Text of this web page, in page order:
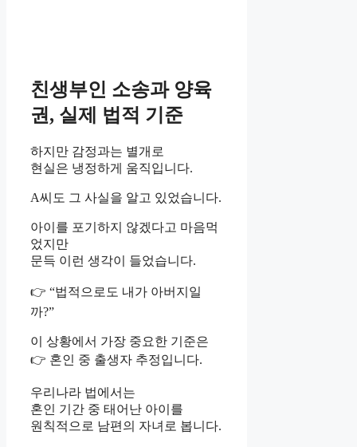
친생부인 소송과 양육
권, 실제 법적 기준
하지만 감정과는 별개로
현실은 냉정하게 움직입니다.
A씨도 그 사실을 알고 있었습니다.
아이를 포기하지 않겠다고 마음먹
었지만
문득 이런 생각이 들었습니다.
👉 “법적으로도 내가 아버지일
까?”
이 상황에서 가장 중요한 기준은
👉 혼인 중 출생자 추정입니다.
우리나라 법에서는
혼인 기간 중 태어난 아이를
원칙적으로 남편의 자녀로 봅니다.